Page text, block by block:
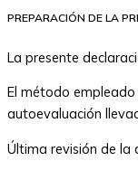
PREPARACIÓN DE LA
La presente
El método
autoevaluación
Última revisión de la